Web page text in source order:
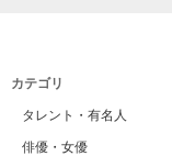
カテゴリ
タレント・有名人
俳優・女優